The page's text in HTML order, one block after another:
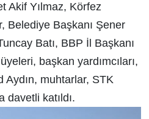
Akif Yılmaz, Körfez
Belediye Başkanı Şener
Batı, BBP İl Başkanı
başkan yardımcıları,
Aydın, muhtarlar, STK
davetli katıldı.